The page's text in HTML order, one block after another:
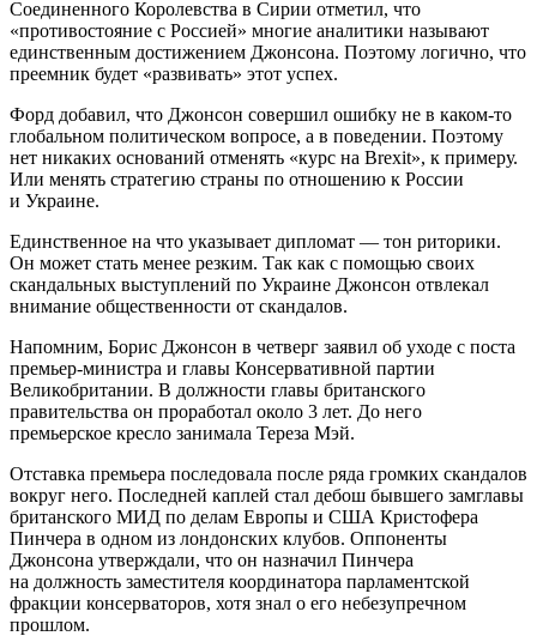
Соединенного Королевства в Сирии отметил, что
«противостояние с Россией» многие аналитики называют
единственным достижением Джонсона. Поэтому логично, что
преемник будет «развивать» этот успех.
Форд добавил, что Джонсон совершил ошибку не в каком-то
глобальном политическом вопросе, а в поведении. Поэтому
нет никаких оснований отменять «курс на Brexit», к примеру.
Или менять стратегию страны по отношению к России
и Украине.
Единственное на что указывает дипломат — тон риторики.
Он может стать менее резким. Так как с помощью своих
скандальных выступлений по Украине Джонсон отвлекал
внимание общественности от скандалов.
Напомним, Борис Джонсон в четверг заявил об уходе с поста
премьер-министра и главы Консервативной партии
Великобритании. В должности главы британского
правительства он проработал около 3 лет. До него
премьерское кресло занимала Тереза Мэй.
Отставка премьера последовала после ряда громких скандалов
вокруг него. Последней каплей стал дебош бывшего замглавы
британского МИД по делам Европы и США Кристофера
Пинчера в одном из лондонских клубов. Оппоненты
Джонсона утверждали, что он назначил Пинчера
на должность заместителя координатора парламентской
фракции консерваторов, хотя знал о его небезупречном
прошлом.